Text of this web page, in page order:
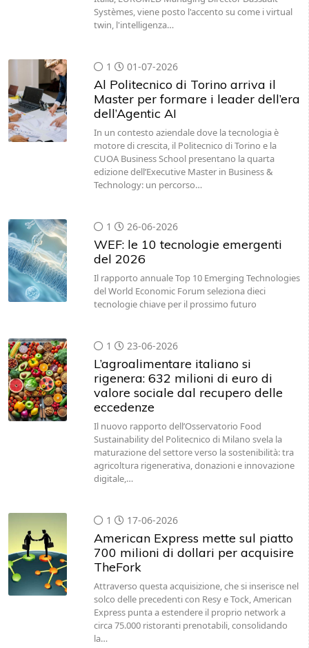
Systèmes, viene posto l'accento su come i virtual
twin, l'intelligenza…
1 01-07-2026
Al Politecnico di Torino arriva il
Master per formare i leader dell’era
dell’Agentic AI
In un contesto aziendale dove la tecnologia è
motore di crescita, il Politecnico di Torino e la
CUOA Business School presentano la quarta
edizione dell’Executive Master in Business &
Technology: un percorso…
1 26-06-2026
WEF: le 10 tecnologie emergenti
del 2026
Il rapporto annuale Top 10 Emerging Technologies
del World Economic Forum seleziona dieci
tecnologie chiave per il prossimo futuro
1 23-06-2026
L’agroalimentare italiano si
rigenera: 632 milioni di euro di
valore sociale dal recupero delle
eccedenze
Il nuovo rapporto dell’Osservatorio Food
Sustainability del Politecnico di Milano svela la
maturazione del settore verso la sostenibilità: tra
agricoltura rigenerativa, donazioni e innovazione
digitale,…
1 17-06-2026
American Express mette sul piatto
700 milioni di dollari per acquisire
TheFork
Attraverso questa acquisizione, che si inserisce nel
solco delle precedenti con Resy e Tock, American
Express punta a estendere il proprio network a
circa 75.000 ristoranti prenotabili, consolidando
la…